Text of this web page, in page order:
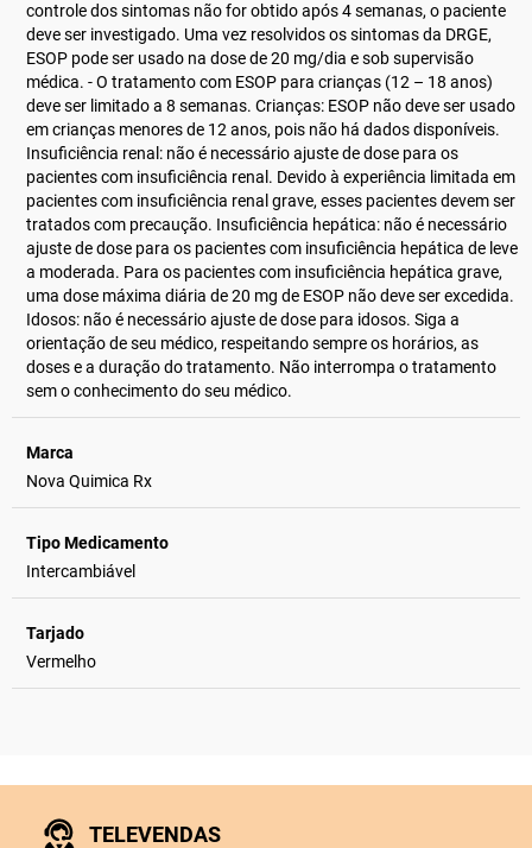
controle dos sintomas não for obtido após 4 semanas, o paciente
deve ser investigado. Uma vez resolvidos os sintomas da DRGE,
ESOP pode ser usado na dose de 20 mg/dia e sob supervisão
médica. - O tratamento com ESOP para crianças (12 – 18 anos)
deve ser limitado a 8 semanas. Crianças: ESOP não deve ser usado
em crianças menores de 12 anos, pois não há dados disponíveis.
Insuficiência renal: não é necessário ajuste de dose para os
pacientes com insuficiência renal. Devido à experiência limitada em
pacientes com insuficiência renal grave, esses pacientes devem ser
tratados com precaução. Insuficiência hepática: não é necessário
ajuste de dose para os pacientes com insuficiência hepática de leve
a moderada. Para os pacientes com insuficiência hepática grave,
uma dose máxima diária de 20 mg de ESOP não deve ser excedida.
Idosos: não é necessário ajuste de dose para idosos. Siga a
orientação de seu médico, respeitando sempre os horários, as
doses e a duração do tratamento. Não interrompa o tratamento
sem o conhecimento do seu médico.
Marca
Nova Quimica Rx
Tipo Medicamento
Intercambiável
Tarjado
Vermelho
TELEVENDAS